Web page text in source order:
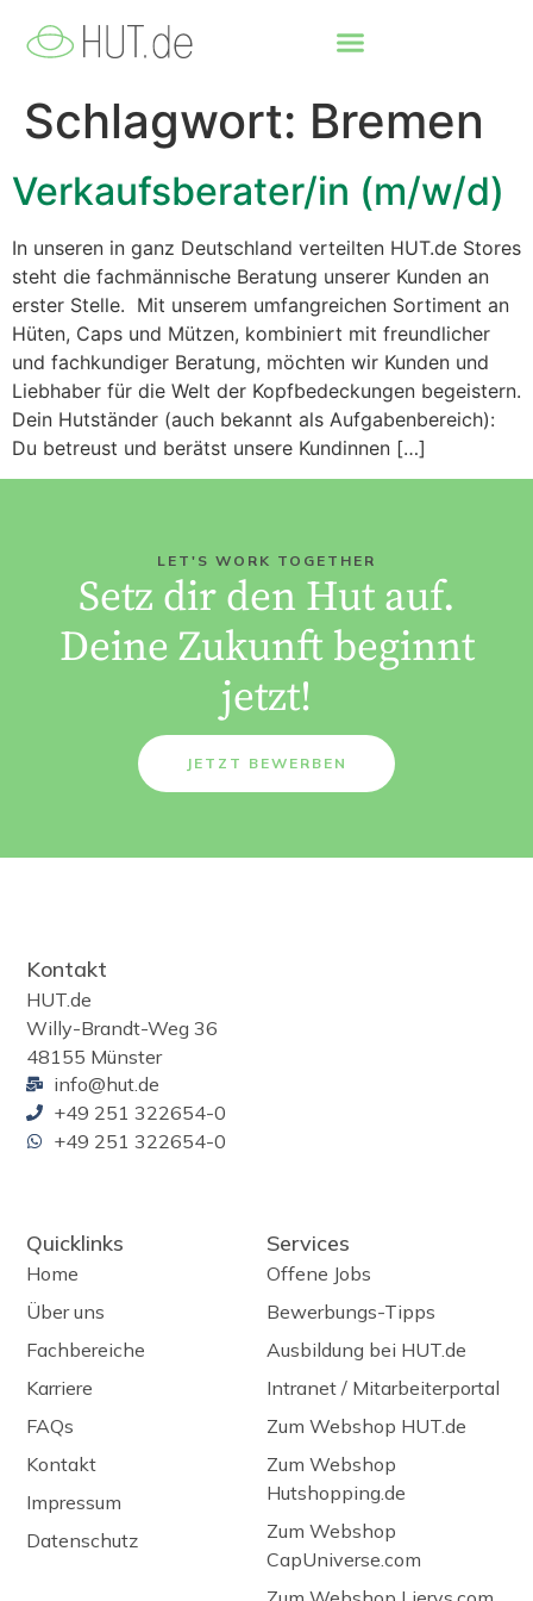
Schlagwort: Bremen
Verkaufsberater/in (m/w/d)
In unseren in ganz Deutschland verteilten HUT.de Stores
steht die fachmännische Beratung unserer Kunden an
erster Stelle. Mit unserem umfangreichen Sortiment an
Hüten, Caps und Mützen, kombiniert mit freundlicher
und fachkundiger Beratung, möchten wir Kunden und
Liebhaber für die Welt der Kopfbedeckungen begeistern.
Dein Hutständer (auch bekannt als Aufgabenbereich):
Du betreust und berätst unsere Kundinnen […]
LET'S WORK TOGETHER
Setz dir den Hut auf.
Deine Zukunft beginnt
jetzt!
JETZT BEWERBEN
Services
Offene Jobs
Bewerbungs-Tipps
Ausbildung bei HUT.de
Intranet / Mitarbeiterportal
Zum Webshop HUT.de
Zum Webshop
Hutshopping.de
Zum Webshop
CapUniverse.com
Quicklinks
Home
Über uns
Fachbereiche
Karriere
FAQs
Kontakt
Impressum
Datenschutz
Kontakt
HUT.de
Willy-Brandt-Weg 36
48155 Münster
info@hut.de
+49 251 322654-0
+49 251 322654-0